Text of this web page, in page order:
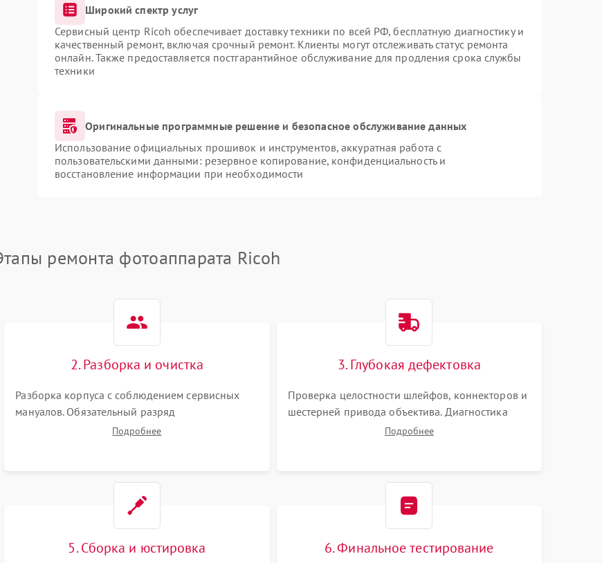
Широкий спектр услуг
Сервисный центр Ricoh обеспечивает доставку техники по всей РФ, бесплатную диагностику и
качественный ремонт, включая срочный ремонт. Клиенты могут отслеживать статус ремонта
онлайн. Также предоставляется постгарантийное обслуживание для продления срока службы
техники
Оригинальные программные решение и безопасное обслуживание данных
Использование официальных прошивок и инструментов, аккуратная работа с
пользовательскими данными: резервное копирование, конфиденциальность и
восстановление информации при необходимости
ремонта фотоаппарата Ricoh
2. Разборка и очистка
Разборка корпуса с соблюдением сервисных
мануалов. Обязательный разряд
высоковольтного конденсатора вспышки для
Подробнее
3. Глубокая дефектовка
Проверка целостности шлейфов, коннекторов и
шестерней привода объектива. Диагностика
материнской платы, цепей питания и
Подробнее
5. Сборка и юстировка 6. Финальное тестирование